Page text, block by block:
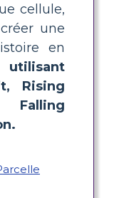
cellule,
une
en
utilisant
Rising
Falling